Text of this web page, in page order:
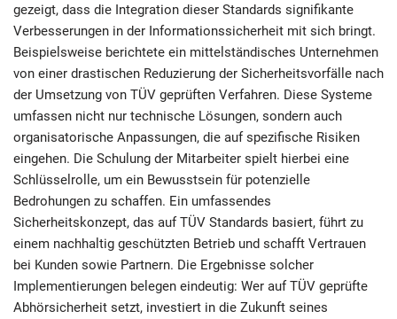
gezeigt, dass die Integration dieser Standards signifikante
Verbesserungen in der Informationssicherheit mit sich bringt.
Beispielsweise berichtete ein mittelständisches Unternehmen
von einer drastischen Reduzierung der Sicherheitsvorfälle nach
der Umsetzung von TÜV geprüften Verfahren. Diese Systeme
umfassen nicht nur technische Lösungen, sondern auch
organisatorische Anpassungen, die auf spezifische Risiken
eingehen. Die Schulung der Mitarbeiter spielt hierbei eine
Schlüsselrolle, um ein Bewusstsein für potenzielle
Bedrohungen zu schaffen. Ein umfassendes
Sicherheitskonzept, das auf TÜV Standards basiert, führt zu
einem nachhaltig geschützten Betrieb und schafft Vertrauen
bei Kunden sowie Partnern. Die Ergebnisse solcher
Implementierungen belegen eindeutig: Wer auf TÜV geprüfte
Abhörsicherheit setzt, investiert in die Zukunft seines